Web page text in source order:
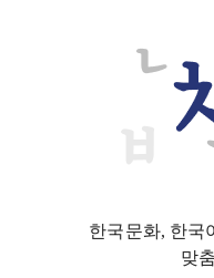
한국문화, 한국
맞